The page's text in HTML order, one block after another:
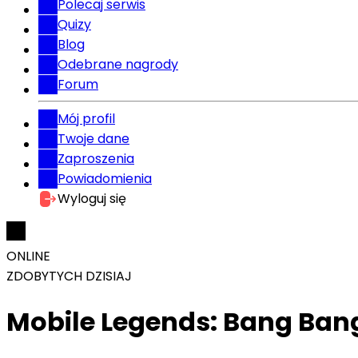
Polecaj serwis
Quizy
Blog
Odebrane nagrody
Forum
Mój profil
Twoje dane
Zaproszenia
Powiadomienia
Wyloguj się
ONLINE
ZDOBYTYCH DZISIAJ
Mobile Legends: Bang